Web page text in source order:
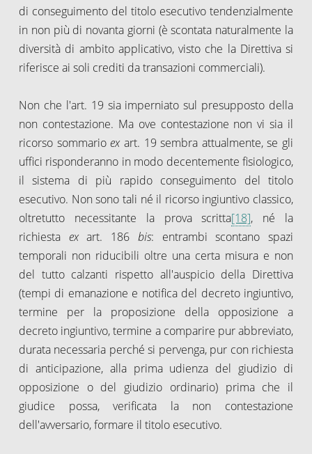
di conseguimento del titolo esecutivo tendenzialmente
in non più di novanta giorni (è scontata naturalmente la
diversità di ambito applicativo, visto che la Direttiva si
riferisce ai soli crediti da transazioni commerciali).
Non che l'art. 19 sia imperniato sul presupposto della
non contestazione. Ma ove contestazione non vi sia il
ricorso sommarioexart. 19 sembra attualmente, se gli
uffici risponderanno in modo decentemente fisiologico,
il sistema di più rapido conseguimento del titolo
esecutivo. Non sono tali né il ricorso ingiuntivo classico,
oltretutto necessitante la prova scritta[18], né la
richiesta exart. 186 bis: entrambi scontano spazi
temporali non riducibili oltre una certa misura e non
del tutto calzanti rispetto all'auspicio della Direttiva
(tempi di emanazione e notifica del decreto ingiuntivo,
termine per la proposizione della opposizione a
decreto ingiuntivo, termine a comparire pur abbreviato,
durata necessaria perché si pervenga, pur con richiesta
di anticipazione, alla prima udienza del giudizio di
opposizione o del giudizio ordinario) prima che il
giudice possa, verificata la non contestazione
dell'avversario, formare il titolo esecutivo.